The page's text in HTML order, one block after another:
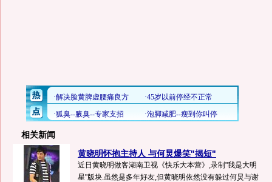
相关新闻
黄晓明怀抱主持人 与何炅爆笑"揭短"
近日黄晓明做客湖南卫视《快乐大本营》,录制"我是大明
星"版块.虽然是多年好友,但黄晓明依然没有躲过何炅与谢